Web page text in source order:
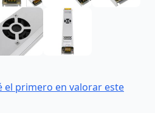
el primero en valorar este